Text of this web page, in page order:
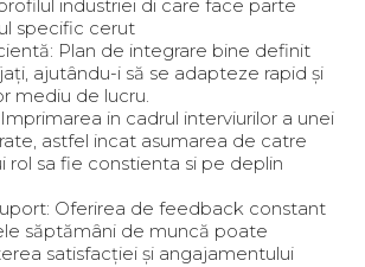
industriei di care face parte
specific cerut
Plan de integrare bine definit
ajutându-i să se adapteze rapid și
mediu de lucru.
in cadrul interviurilor a unei
astfel incat asumarea de catre
rol sa fie constienta si pe deplin
Oferirea de feedback constant
săptămâni de muncă poate
satisfacției și angajamentului